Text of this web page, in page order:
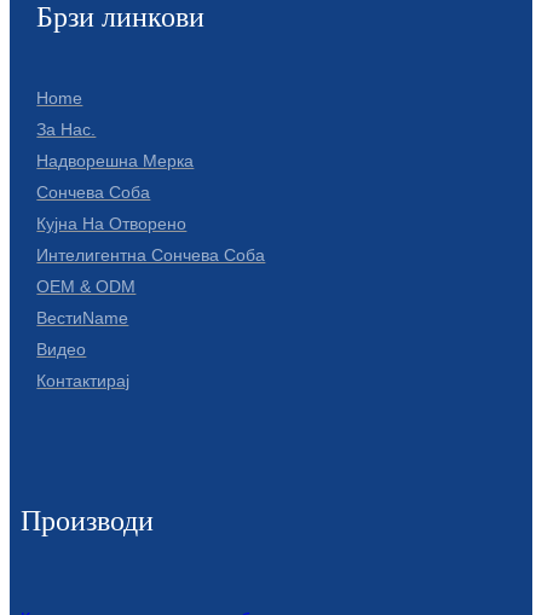
Брзи линкови
Home
За Нас.
Надворешна Мерка
Сончева Соба
Кујна На Отворено
Интелигентна Сончева Соба
OEM & ODM
ВестиName
Видео
Контактирај
Производи